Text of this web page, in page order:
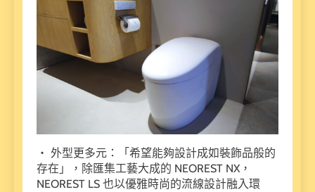
・ 外型更多元：「希望能夠設計成如裝飾品般的
存在」，除匯集工藝大成的 NEOREST NX，
NEOREST LS 也以優雅時尚的流線設計融入環